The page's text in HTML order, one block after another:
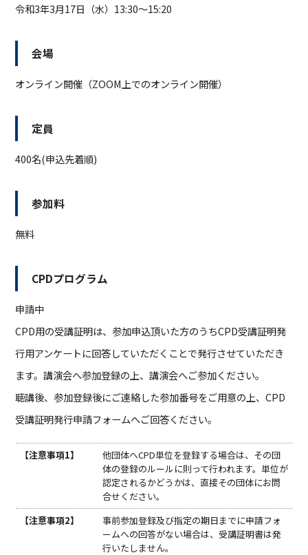
令和3年3月17日（水）13:30～15:20
会場
オンライン開催（ZOOM上でのオンライン開催）
定員
400名(申込先着順)
参加料
無料
CPDプログラム
申請中
CPD⽤の受講証明は、参加申込頂いた⽅のうちCPD受講証明発
⾏⽤アンケートに回答していただくことで発⾏させていただき
ます。講演会へ参加登録の上、講演会へご参加ください。
聴講後、参加登録後にご連絡した参加番号をご⽤意の上、CPD
受講証明発⾏申請フォームへご回答ください。
【注意事項1】
他団体へCPD単位を登録する場合は、その団
体の登録のルールに則って⾏われます。単位が
認定されるかどうかは、直接その団体にお問
合せください。
【注意事項2】
事前参加登録及び指定の期⽇までに申請フォ
ームへの回答がない場合は、受講証明書は発
⾏いたしません。